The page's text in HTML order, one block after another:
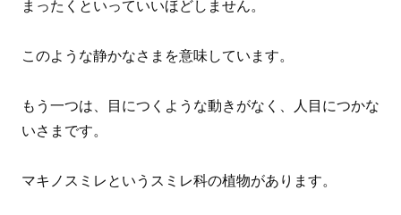
まったくといっていいほどしません。
このような静かなさまを意味しています。
もう一つは、目につくような動きがなく、人目につかな
いさまです。
マキノスミレというスミレ科の植物があります。